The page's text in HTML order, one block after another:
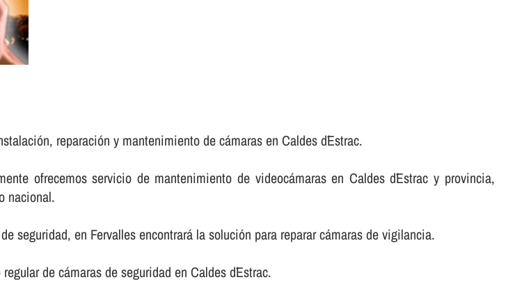
reparación y mantenimiento de cámaras en Caldes d´Estrac.
ofrecemos servicio de mantenimiento de videocámaras en Caldes d´Estrac y provincia,
nacional.
seguridad, en Fervalles encontrará la solución para reparar cámaras de vigilancia.
de cámaras de seguridad en Caldes d´Estrac.